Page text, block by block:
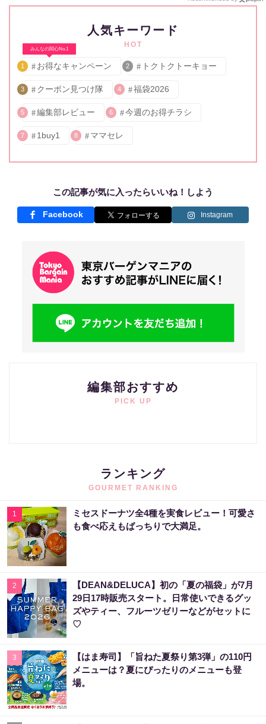
人気キーワード
HOT
みんなの関心No.1
1 お得なキャンペーン 2 トクトクトーキョー
3 クーポン見つけ隊 4 福袋2026
5 編集部レビュー 6 今週のお得チラシ
7 1buy1 8 ママセレ
この記事が気に入ったらいいね！しよう
Facebook Instagram
編集部おすすめ
PICK UP
ランキング
GOURMET RANKING
1
ミセスドーナツ全4種を実食レビュー！可愛さ
も食べ応えもばっちりで大満足。
2
【DEAN&DELUCA】初の「夏の福袋」が7月
29日17時販売スタート。日常使いできるグッ
ズやティー、フルーツゼリーなどがセットに
♡
3
【はま寿司】「旨ねた夏祭り第3弾」の110円
メニューは？夏にぴったりのメニューも登
場。